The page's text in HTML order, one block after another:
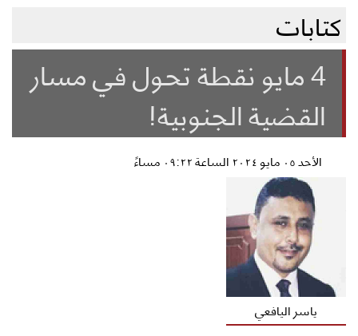
كتابات
4 مايو نقطة تحول في مسار
القضية الجنوبية!
الأحد ٠٥ مايو ٢٠٢٤ الساعة ٠٩:٢٢ مساءً
ياسر اليافعي